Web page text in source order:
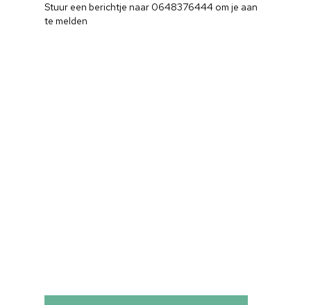
Stuur een berichtje naar 0648376444 om je aan
te melden